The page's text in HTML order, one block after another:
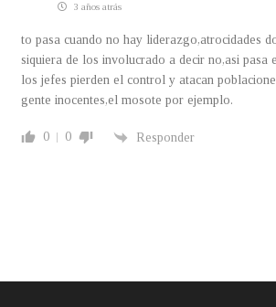
3 años atrás
to pasa cuando no hay liderazgo,atrocidades
siquiera de los involucrado a decir no,asi pasa
los jefes pierden el control y atacan
gente inocentes,el mosote por ejemplo.
0 0 Responder